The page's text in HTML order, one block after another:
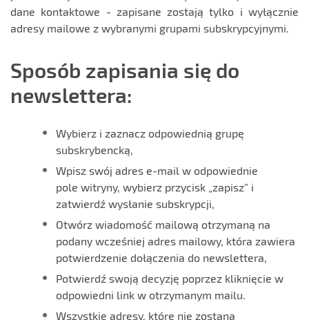
dane kontaktowe - zapisane zostają tylko i wyłącznie
adresy mailowe z wybranymi grupami subskrypcyjnymi.
Sposób zapisania się do
newslettera:
Wybierz i zaznacz odpowiednią grupę
subskrybencką,
Wpisz swój adres e-mail w odpowiednie
pole witryny, wybierz przycisk „zapisz” i
zatwierdź wysłanie subskrypcji,
Otwórz wiadomość mailową otrzymaną na
podany wcześniej adres mailowy, która zawiera
potwierdzenie dołączenia do newslettera,
Potwierdź swoją decyzję poprzez kliknięcie w
odpowiedni link w otrzymanym mailu.
Wszystkie adresy, które nie zostaną